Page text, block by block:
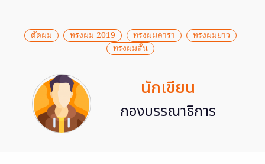
ตัดผม ทรงผม 2019 ทรงผมดารา
ทรงผมยาว
ทรงผมสั้น
นักเขียน
กองบรรณาธิการ